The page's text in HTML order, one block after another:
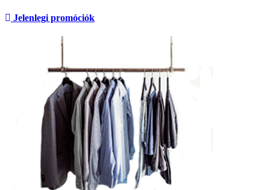
Jelenlegi promóciók